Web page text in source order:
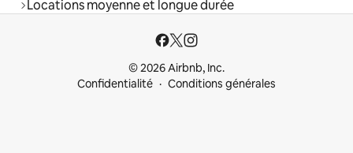
Locations moyenne et longue durée
© 2026 Airbnb, Inc.
Confidentialité
Conditions générales